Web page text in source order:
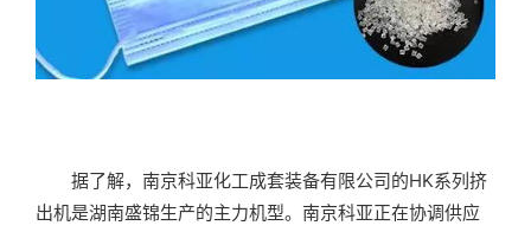
据了解， 南京科亚化工成套装备有限公司的HK系列挤
出机是湖南盛锦生产的主力机型。南京科亚正在协调供应